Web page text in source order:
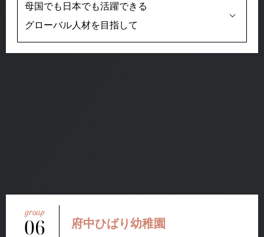
母国でも日本でも活躍できる
グローバル人材を目指して
06 府中ひばり幼稚園